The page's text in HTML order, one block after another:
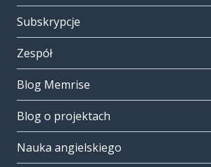
Subskrypcje
Zespół
Blog Memrise
Blog o projektach
Nauka angielskiego